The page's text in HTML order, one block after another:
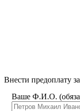
Внести предоплату
Ваше Ф.И.О.